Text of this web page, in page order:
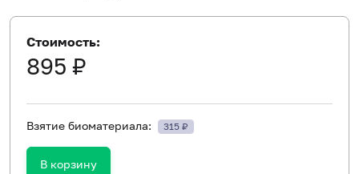
Стоимость:
895 ₽
Взятие биоматериала: 315 ₽
В корзину